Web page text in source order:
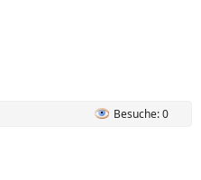
Besuche: 0